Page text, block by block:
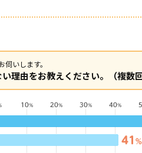
伺いします。
理由をお教えください。（複数